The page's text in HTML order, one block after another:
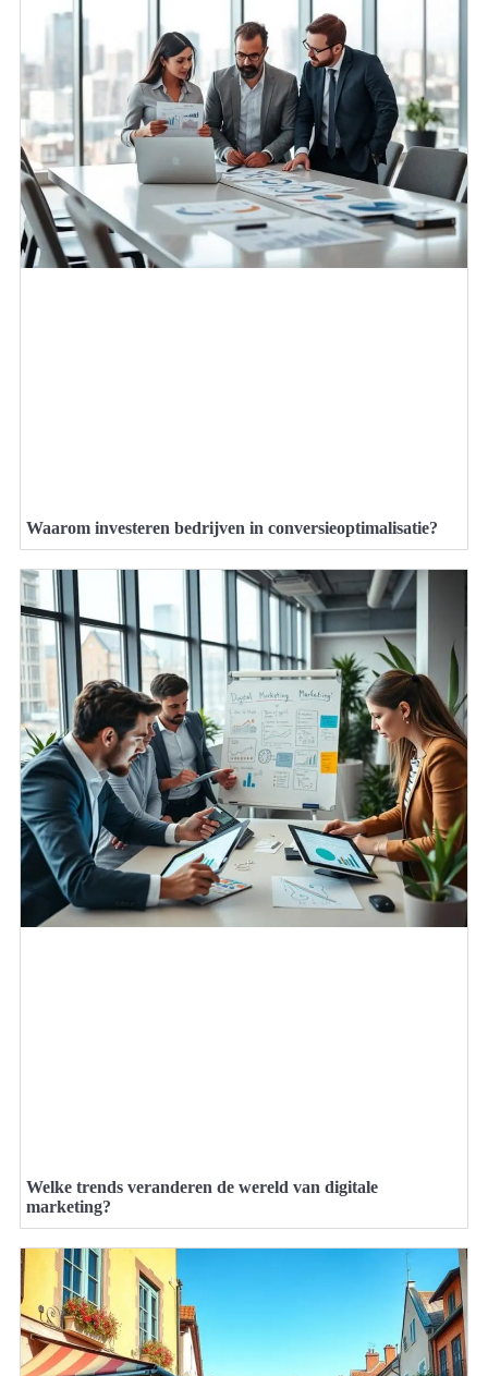
Waarom investeren bedrijven in conversieoptimalisatie?
Welke trends veranderen de wereld van digitale
marketing?